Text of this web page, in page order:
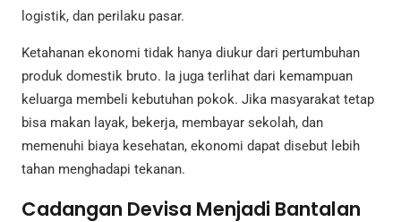
logistik, dan perilaku pasar.
Ketahanan ekonomi tidak hanya diukur dari pertumbuhan
produk domestik bruto. Ia juga terlihat dari kemampuan
keluarga membeli kebutuhan pokok. Jika masyarakat tetap
bisa makan layak, bekerja, membayar sekolah, dan
memenuhi biaya kesehatan, ekonomi dapat disebut lebih
tahan menghadapi tekanan.
Cadangan Devisa Menjadi Bantalan